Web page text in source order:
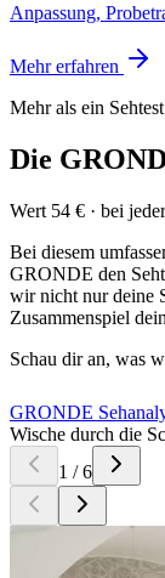
Anpassung,
Mehr erfahren
Mehr als ein Sehtest
Die
Wert 54 € · bei
Bei diesem
GRONDE den
wir nicht nur deine
Zusammenspiel
Schau dir an, was
GRONDE
Wische durch die
1 /6